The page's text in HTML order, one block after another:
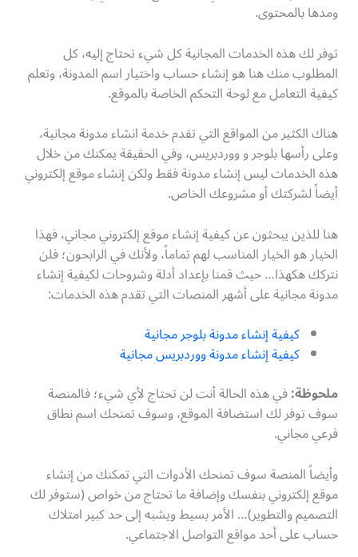
ومدها بالمحتوى.
توفر لك هذه الخدمات المجانية كل شيء تحتاج إليه، كل
المطلوب منك هنا هو إنشاء حساب واختيار اسم المدونة، وتعلم
كيفية التعامل مع لوحة التحكم الخاصة بالموقع.
هناك الكثير من المواقع التي تقدم خدمة انشاء مدونة مجانية،
وعلى رأسها بلوجر و ووردبريس، وفي الحقيقة يمكنك من خلال
هذه الخدمات ليس إنشاء مدونة فقط ولكن إنشاء موقع إلكتروني
أيضاً لشركتك أو مشروعك الخاص.
هنا للذين يبحثون عن كيفية إنشاء موقع إلكتروني مجاني، فهذا
الخيار هو الخيار المناسب لهم تماماً، ولأنك في الرابحون؛ فلن
نتركك هكهذا… حيث قمنا بإعداد أدلة وشروحات لكيفية إنشاء
مدونة مجانية على أشهر المنصات التي تقدم هذه الخدمات:
كيفية إنشاء مدونة بلوجر مجانية
كيفية إنشاء مدونة ووردبريس مجانية
ملحوظة:في هذه الحالة أنت لن تحتاج لأي شيء؛ فالمنصة
سوف توفر لك استضافة الموقع، وسوف تمنحك اسم نطاق
فرعي مجاني.
وأيضاً المنصة سوف تمنحك الأدوات التي تمكنك من إنشاء
موقع إلكتروني بنفسك وإضافة ما تحتاج من خواص (ستوفر لك
التصميم والتطوير)… الأمر بسيط ويشبه إلى حد كبير امتلاك
حساب على أحد مواقع التواصل الاجتماعي.